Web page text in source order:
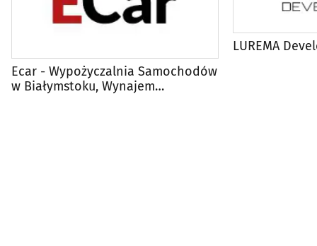
Ecar - Wypożyczalnia Samochodów
w Białymstoku, Wynajem
LUREMA